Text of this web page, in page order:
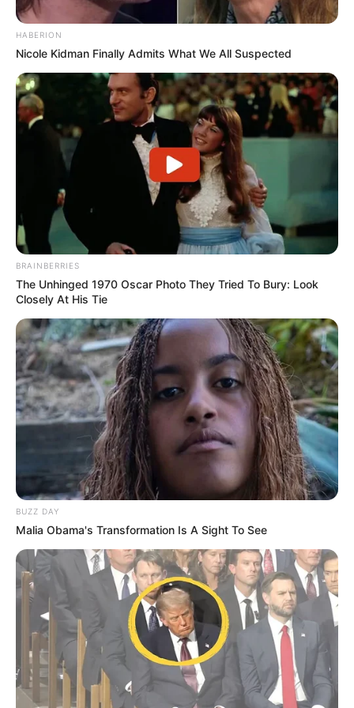
Les Meilleures cotes pour les plus grandes compétitions de
Football sont ici
LIRE LA SUITE
HABERION
Nicole Kidman Finally Admits What We All Suspected
BRAINBERRIES
The Unhinged 1970 Oscar Photo They Tried To Bury: Look
Closely At His Tie
BUZZ DAY
Malia Obama's Transformation Is A Sight To See